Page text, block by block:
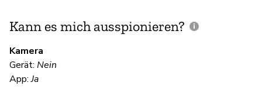
Kann es mich ausspionieren?
Kamera
Gerät: Nein
App:Ja